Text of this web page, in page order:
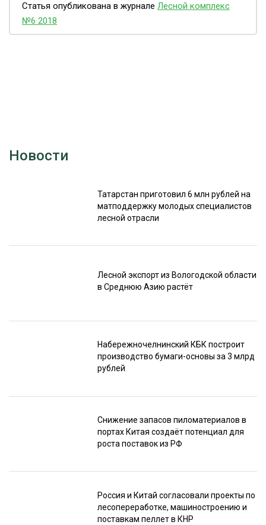
Статья опубликована в журнале Лесной комплекс
№6 2018
Новости
Татарстан приготовил 6 млн рублей на
матподдержку молодых специалистов
лесной отрасли
Лесной экспорт из Вологодской области
в Среднюю Азию растёт
Набережночелнинский КБК построит
производство бумаги-основы за 3 млрд
рублей
Снижение запасов пиломатериалов в
портах Китая создаёт потенциал для
роста поставок из РФ
Россия и Китай согласовали проекты по
лесопереработке, машиностроению и
поставкам пеллет в КНР